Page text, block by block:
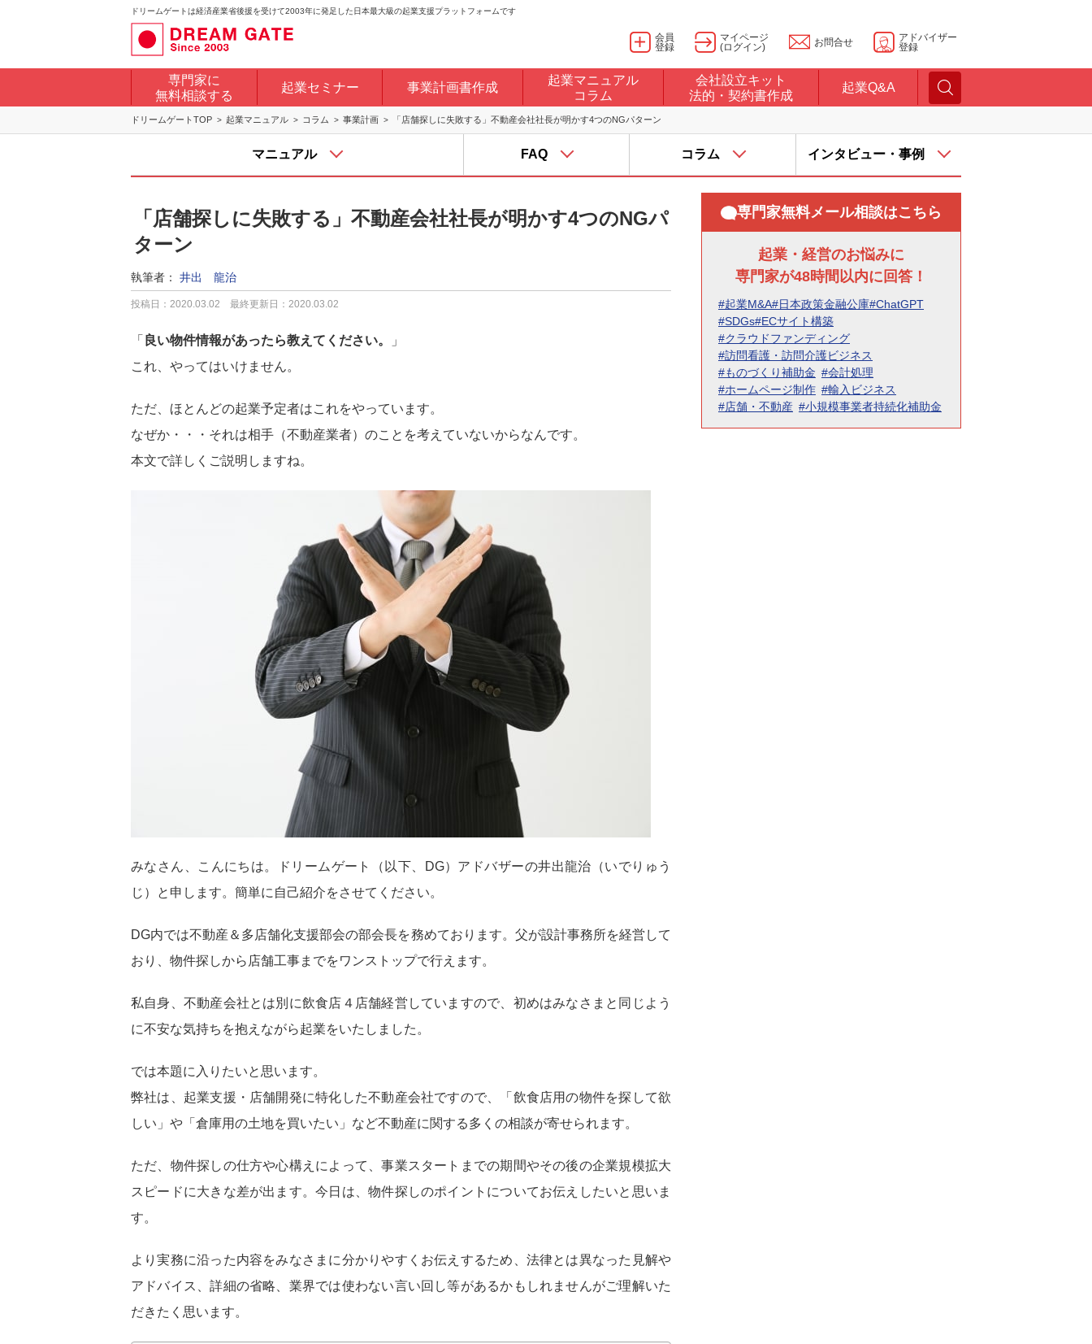
ドリームゲートは経済産業省後援を受けて2003年に発足した日本最大級の起業支援プラットフォームです
会員
登録
マイページ
(ログイン)
お問合せ
アドバイザー
登録
専門家に
無料相談する
起業セミナー 事業計画書作成
起業マニュアル
コラム
会社設立キット
法的・契約書作成
起業Q&A
ドリームゲートTOP 起業マニュアル コラム 事業計画 「店舗探しに失敗する」不動産会社社長が明かす4つのNGパターン
マニュアル FAQ コラム インタビュー・事例
「店舗探しに失敗する」不動産会社社長が明かす4つのNGパ
ターン
執筆者： 井出 龍治
投稿日：2020.03.02 最終更新日：2020.03.02
「 良い物件情報があったら教えてください。
」
これ、やってはいけません。
ただ、ほとんどの起業予定者はこれをやっています。
なぜか・・・それは相手（不動産業者）のことを考えていないからなんです。
本文で詳しくご説明しますね。
みなさん、こんにちは。ドリームゲート（以下、DG）アドバザーの井出龍治（いでりゅう
じ）と申します。簡単に自己紹介をさせてください。
DG内では不動産＆多店舗化支援部会の部会長を務めております。父が設計事務所を経営して
おり、物件探しから店舗工事までをワンストップで行えます。
私自身、不動産会社とは別に飲食店４店舗経営していますので、初めはみなさまと同じよう
に不安な気持ちを抱えながら起業をいたしました。
では本題に入りたいと思います。
弊社は、起業支援・店舗開発に特化した不動産会社ですので、「飲食店用の物件を探して欲
しい」や「倉庫用の土地を買いたい」など不動産に関する多くの相談が寄せられます。
ただ、物件探しの仕方や心構えによって、事業スタートまでの期間やその後の企業規模拡大
スピードに大きな差が出ます。今日は、物件探しのポイントについてお伝えしたいと思いま
す。
より実務に沿った内容をみなさまに分かりやすくお伝えするため、法律とは異なった見解や
アドバイス、詳細の省略、業界では使わない言い回し等があるかもしれませんがご理解いた
だきたく思います。
専門家無料メール相談はこちら
起業・経営のお悩みに
専門家が48時間以内に回答！
#起業M&A#日本政策金融公庫#ChatGPT
#SDGs#ECサイト構築
#クラウドファンディング
#訪問看護・訪問介護ビジネス
#ものづくり補助金 #会計処理
#ホームページ制作 #輸入ビジネス
#店舗・不動産 #小規模事業者持続化補助金